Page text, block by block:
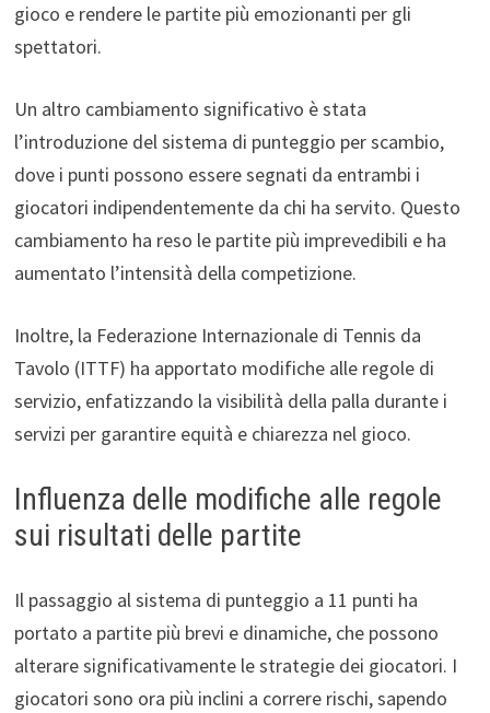
gioco e rendere le partite più emozionanti per gli
spettatori.
Un altro cambiamento significativo è stata
l’introduzione del sistema di punteggio per scambio,
dove i punti possono essere segnati da entrambi i
giocatori indipendentemente da chi ha servito. Questo
cambiamento ha reso le partite più imprevedibili e ha
aumentato l’intensità della competizione.
Inoltre, la Federazione Internazionale di Tennis da
Tavolo (ITTF) ha apportato modifiche alle regole di
servizio, enfatizzando la visibilità della palla durante i
servizi per garantire equità e chiarezza nel gioco.
Influenza delle modifiche alle regole
sui risultati delle partite
Il passaggio al sistema di punteggio a 11 punti ha
portato a partite più brevi e dinamiche, che possono
alterare significativamente le strategie dei giocatori. I
giocatori sono ora più inclini a correre rischi, sapendo